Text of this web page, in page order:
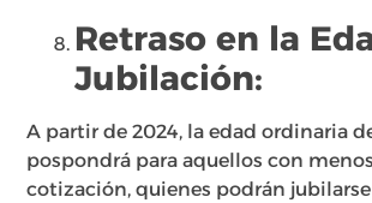
Retraso en la
Jubilación:
A partir de 2024, la edad ordinaria
pospondrá para aquellos con
cotización, quienes podrán jubilarse